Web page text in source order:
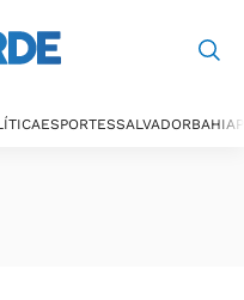
ESPORTESSALVADORBAHIA